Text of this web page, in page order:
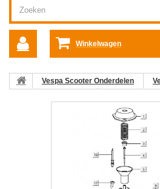
Winkelwagen
Vespa Scooter Onderdelen
Chokestofkap C26-C25/4t-C28 Vespa ET4/